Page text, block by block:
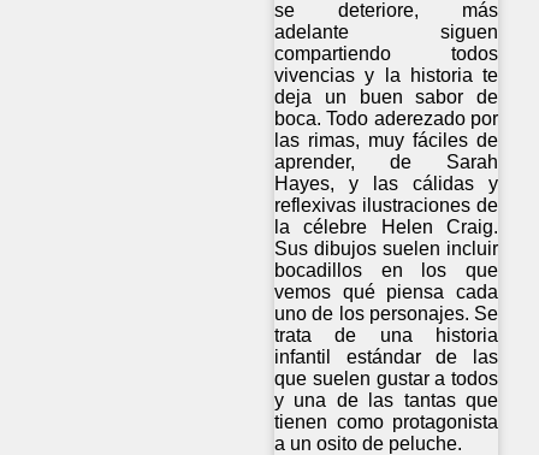
se deteriore, más
adelante siguen
compartiendo todos
vivencias y la historia te
deja un buen sabor de
boca. Todo aderezado por
las rimas, muy fáciles de
aprender, de Sarah
Hayes, y las cálidas y
reflexivas ilustraciones de
la célebre Helen Craig.
Sus dibujos suelen incluir
bocadillos en los que
vemos qué piensa cada
uno de los personajes. Se
trata de una historia
infantil estándar de las
que suelen gustar a todos
y una de las tantas que
tienen como protagonista
a un osito de peluche.